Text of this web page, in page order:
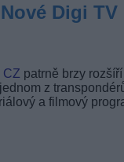
Digi TV
CZ patrně brzy rozšíří
z
a filmový